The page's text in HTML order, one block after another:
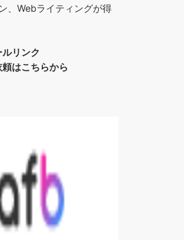
、Webライティングが得
リンク
はこちらから